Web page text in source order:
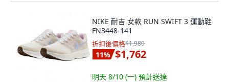
NIKE 耐吉 女款 RUN SWIFT 3 運動鞋
FN3448-141
折扣後價格$1,980
11% $1,762
明天 8/10 (一) 預計送達